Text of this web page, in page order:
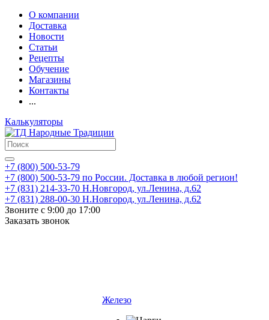
О компании
Доставка
Новости
Статьи
Рецепты
Обучение
Магазины
Контакты
...
Калькуляторы
+7 (800) 500-53-79
+7 (800) 500-53-79 по России. Доставка в любой регион!
+7 (831) 214-33-70 Н.Новгород, ул.Ленина, д.62
+7 (831) 288-00-30 Н.Новгород, ул.Ленина, д.62
Звоните с 9:00 до 17:00
Заказать звонок
Железо